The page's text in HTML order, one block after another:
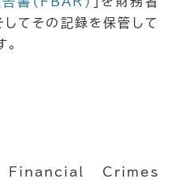
してその記録を保管して
Crimes